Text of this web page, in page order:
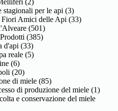
stagionali per le api (3)
Fiori Amici delle Api (33)
(501)
(385)
d'api (33)
reale (5)
(6)
(20)
di miele (85)
di produzione del miele (1)
e conservazione del miele